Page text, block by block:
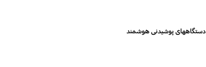
دستگاههای پوشیدنی هوشمند